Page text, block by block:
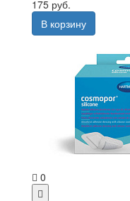
175 руб.
В корзину
0